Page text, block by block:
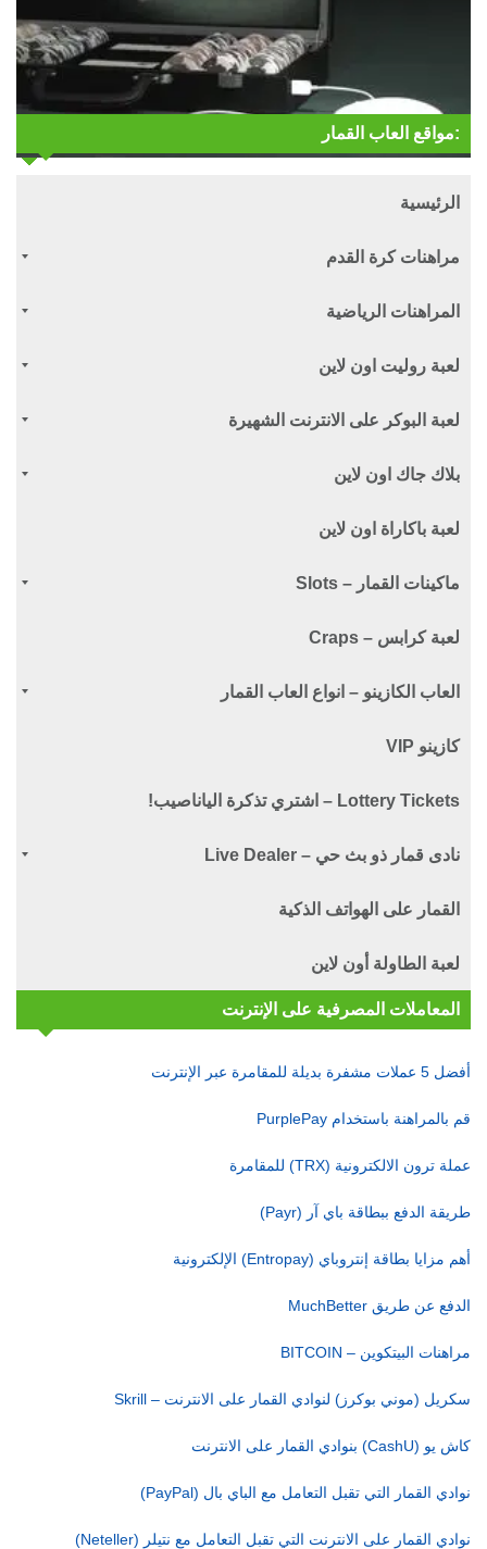
مواقع العاب القمار:
الرئيسية
مراهنات كرة القدم
المراهنات الرياضية
لعبة روليت اون لاين
لعبة البوكر على الانترنت الشهيرة
بلاك جاك اون لاين
لعبة باكاراة اون لاين
ماكينات القمار – Slots
لعبة كرابس – Craps
العاب الكازينو – انواع العاب القمار
كازينو VIP
Lottery Tickets – اشتري تذكرة الياناصيب!
نادى قمار ذو بث حي – Live Dealer
القمار على الهواتف الذكية
لعبة الطاولة أون لاين
المعاملات المصرفية على الإنترنت
أفضل 5 عملات مشفرة بديلة للمقامرة عبر الإنترنت
قم بالمراهنة باستخدام PurplePay
عملة ترون الالكترونية (TRX) للمقامرة
طريقة الدفع ببطاقة باي آر (Payr)
أهم مزايا بطاقة إنتروباي (Entropay) الإلكترونية
الدفع عن طريق MuchBetter
مراهنات البيتكوين – BITCOIN
سكريل (موني بوكرز) لنوادي القمار على الانترنت – Skrill
كاش يو (CashU) بنوادي القمار على الانترنت
نوادي القمار التي تقبل التعامل مع الباي بال (PayPal)
نوادي القمار على الانترنت التي تقبل التعامل مع نتيلر (Neteller)